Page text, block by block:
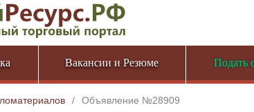
Вакансии и Резюме Подать
/ Объявление №28909